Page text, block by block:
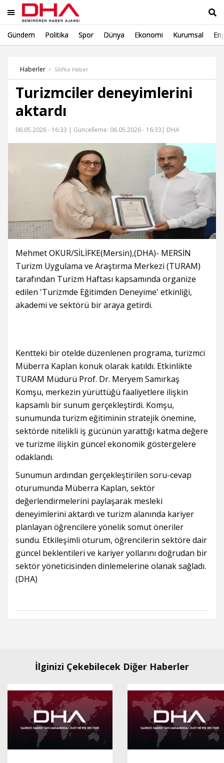
Gündem Politika Spor Dünya Ekonomi Kurumsal
Haberler Silifke Haber
Turizmciler deneyimlerini
aktardı
06.05.2026 - 16:33 | Güncelleme: 06.05.2026 - 16:33 | DHA
Mehmet OKUR/SİLİFKE(Mersin),(DHA)- MERSİN
Turizm Uygulama ve Araştırma Merkezi (TURAM)
tarafından Turizm Haftası kapsamında organize
edilen 'Turizmde Eğitimden Deneyime' etkinliği,
akademi ve sektörü bir araya getirdi.
Kentteki bir otelde düzenlenen programa, turizmci
Müberra Kaplan konuk olarak katıldı. Etkinlikte
TURAM Müdürü Prof. Dr. Meryem Samırkaş
Komşu, merkezin yürüttüğü faaliyetlere ilişkin
kapsamlı bir sunum gerçekleştirdi. Komşu,
sunumunda turizm eğitiminin stratejik önemine,
sektörde nitelikli iş gücünün yarattığı katma değere
ve turizme ilişkin güncel ekonomik göstergelere
odaklandı.
Sunumun ardından gerçekleştirilen soru-cevap
oturumunda Müberra Kaplan, sektör
değerlendirmelerini paylaşarak mesleki
deneyimlerini aktardı ve turizm alanında kariyer
planlayan öğrencilere yönelik somut öneriler
sundu. Etkileşimli oturum, öğrencilerin sektöre dair
güncel beklentileri ve kariyer yollarını doğrudan bir
sektör yöneticisinden dinlemelerine olanak sağladı.
(DHA)
İlginizi Çekebilecek Diğer Haberler